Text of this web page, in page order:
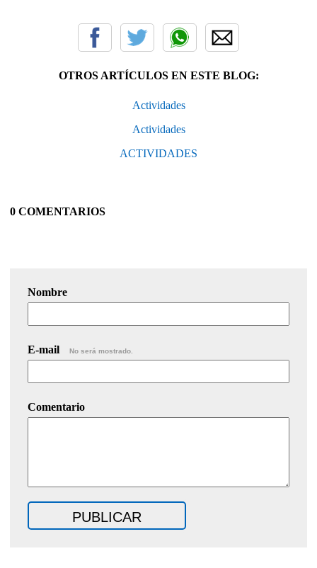
OTROS ARTÍCULOS EN ESTE BLOG:
Actividades
Actividades
ACTIVIDADES
0 COMENTARIOS
Nombre
E-mail No será mostrado.
Comentario